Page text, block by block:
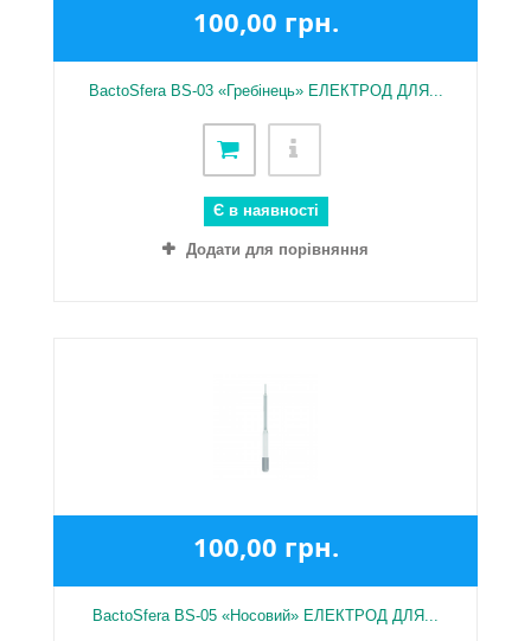
100,00 грн.
BactoSfera BS-03 «Гребінець» ЕЛЕКТРОД ДЛЯ...
Є в наявності
Додати для порівняння
100,00 грн.
BactoSfera BS-05 «Носовий» ЕЛЕКТРОД ДЛЯ...